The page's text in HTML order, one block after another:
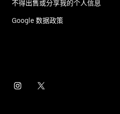
不得出售或分享我的个人信息
Google 数据政策